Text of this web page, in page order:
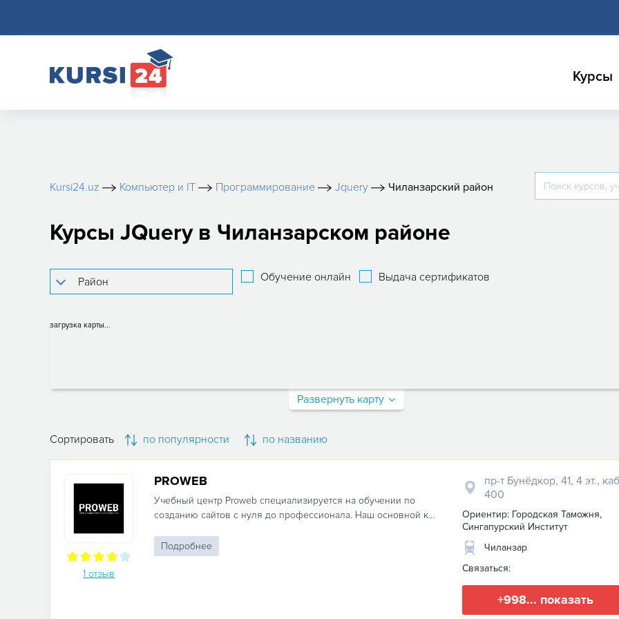
Курсы
Kursi24.uz Компьютер и IT Программирование Jquery Чиланзарский район
Курсы JQuery в Чиланзарском районе
Обучение онлайн Выдача сертификатов
загрузка карты...
Развернуть карту
Сортировать по популярности по названию
1 отзыв
PROWEB
Учебный центр Proweb специализируется на обучении по
созданию сайтов с нуля до профессионала. Наш основной к...
Подробнее
пр-т Бунёдкор, 41, 4 эт.,
400
Ориентир: Городская Таможня,
Сингапурский Институт
Чиланзар
Связаться:
+998... показать